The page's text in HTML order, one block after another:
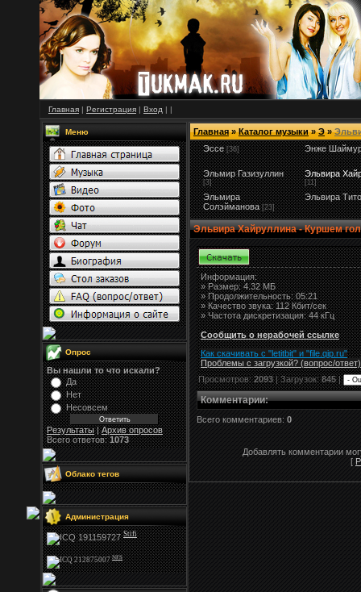
Главная | Регистрация | Вход | |
Меню
Опрос
Вы нашли то что искали?
Да
Нет
Несовсем
Результаты|Архив опросов
Всего ответов:1073
Облако тегов
Администрация
Stifi
NFS
Главная»Каталог музыки»Э»
Эссе [36] Энже
Эльмир Газизуллин
[3]
Эльвира
[11]
Эльмира
Солэйманова [23]
Эльвира
Эльвира Хайруллина - Куршем
Информация:
»Размер:4.32 МБ
» Продолжительность: 05:21
» Качество звука: 112 Кбит/сек
» Частота дискретизация: 44 кГц
Сообщить о нерабочей ссылке
Как скачивать с "letitbit" и "file.qip.ru"
Проблемы с загрузкой? (вопрос/ответ)
Просмотров:2093| Загрузок:845|
Комментарии:
Всего комментариев: 0
Добавлять комментарии
[